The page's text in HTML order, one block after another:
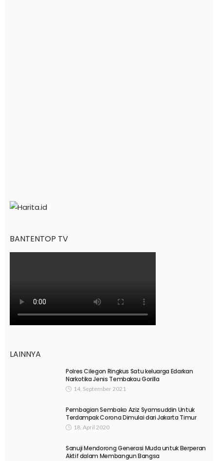
BANTENTOP TV
LAINNYA
Polres Cilegon Ringkus Satu keluarga Edarkan
Narkotika Jenis Tembakau Gorilla
14, September 2021
Pembagian Sembako Aziz Syamsuddin Untuk
Terdampak Corona Dimulai dari Jakarta Timur
18, April 2020
Sanuji Mendorong Generasi Muda untuk Berperan
Aktif dalam Membangun Bangsa